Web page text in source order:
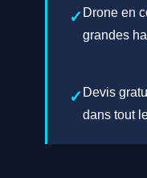
Drone en
grandes
Devis
dans tout